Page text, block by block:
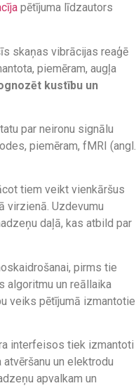
pētījuma līdzautors
skaņas vibrācijas reaģē
piemēram, augļa
kustību un
par neironu signālu
piemēram, fMRI (angl.
tiem veikt vienkāršus
virzienā. Uzdevumu
daļā, kas atbild par
pirms tie
algoritmu un reāllaika
veiks pētījumā izmantotie
interfeisos tiek izmantoti
un elektrodu
apvalkam un